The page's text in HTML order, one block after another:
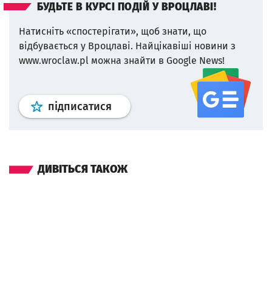
БУДЬТЕ В КУРСІ ПОДІЙ У ВРОЦЛАВІ!
Натисніть «спостерігати», щоб знати, що
відбувається у Вроцлаві. Найцікавіші новини з
www.wroclaw.pl можна знайти в Google News!
підписатися Профіль google news
ДИВІТЬСЯ ТАКОЖ